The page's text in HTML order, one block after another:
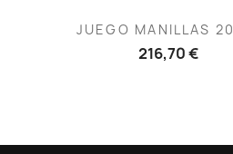
 Vista rápida
JUEGO MANILLAS
216,70 €